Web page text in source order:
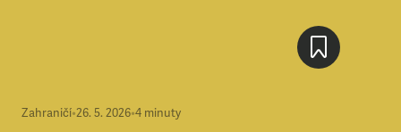
Zahraničí•26. 5. 2026•4 minuty